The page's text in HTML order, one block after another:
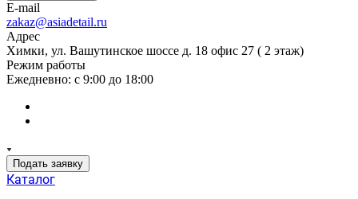
E-mail
zakaz@asiadetail.ru
Адрес
Химки, ул. Вашутинское шоссе д. 18 офис 27 ( 2 этаж)
Режим работы
Ежедневно: с 9:00 до 18:00
Подать заявку
Каталог